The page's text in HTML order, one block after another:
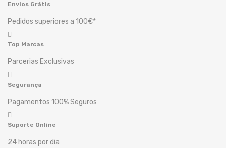
Envios Grátis
Pedidos superiores a 100€*
Top Marcas
Parcerias Exclusivas
Segurança
Pagamentos 100% Seguros
Suporte Online
24 horas por dia